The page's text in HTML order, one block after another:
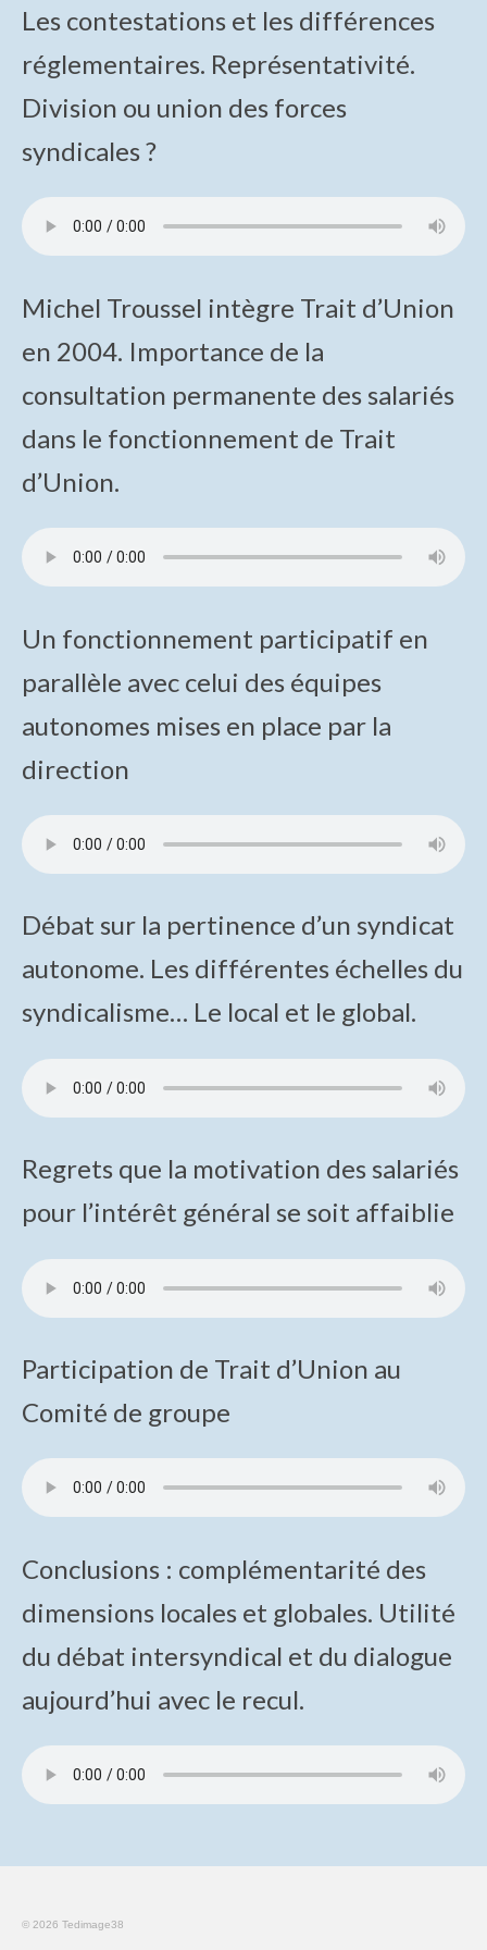
“Travailler Ensemble”
Causerie sur Travailler Ensemble
Tentative de vente de la radiologie en 2012
Les métiers et les produits
Les acteurs
Histoire de la radiologie
Voyage dans la généalogie du smartphone
Musée virtuel : généalogie du smartphone
La formation et le transfert des compétences à
Évènements et commémorations
Exposition : L’ampli de brillance radiologique
Le journal interne : PROFIL
Photographies de produits
Documents
Documents Tedimage38
Demande ou Renouvellement d’adhésion (en
ligne)
Documents techniques et commerciaux sur les
Archives du site
Les contestations et les différences
réglementaires. Représentativité.
Division ou union des forces
syndicales ?
Michel Troussel intègre Trait d’Union
en 2004. Importance de la
consultation permanente des salariés
dans le fonctionnement de Trait
d’Union.
Un fonctionnement participatif en
parallèle avec celui des équipes
autonomes mises en place par la
direction
Débat sur la pertinence d’un syndicat
autonome. Les différentes échelles du
syndicalisme… Le local et le global.
Regrets que la motivation des salariés
pour l’intérêt général se soit affaiblie
Participation de Trait d’Union au
Comité de groupe
Conclusions : complémentarité des
dimensions locales et globales. Utilité
du débat intersyndical et du dialogue
aujourd’hui avec le recul.
© 2026 Tedimage38